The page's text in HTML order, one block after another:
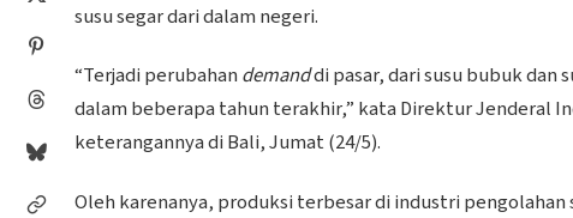
susu segar dari dalam negeri.
“Terjadi perubahan demanddi pasar, dari susu bubuk dan
dalam beberapa tahun terakhir,” kata Direktur Jenderal
keterangannya di Bali, Jumat (24/5).
Oleh karenanya, produksi terbesar di industri pengolahan